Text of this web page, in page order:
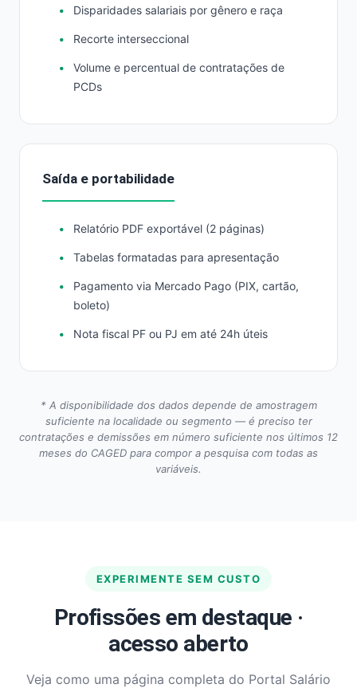
Disparidades salariais por gênero e raça
Recorte interseccional
Volume e percentual de contratações de
PCDs
Saída e portabilidade
Relatório PDF exportável (2 páginas)
Tabelas formatadas para apresentação
Pagamento via Mercado Pago (PIX, cartão,
boleto)
Nota fiscal PF ou PJ em até 24h úteis
* A disponibilidade dos dados depende de amostragem
suficiente na localidade ou segmento — é preciso ter
contratações e demissões em número suficiente nos últimos 12
meses do CAGED para compor a pesquisa com todas as
variáveis.
EXPERIMENTE SEM CUSTO
Profissões em destaque ·
acesso aberto
Veja como uma página completa do Portal Salário